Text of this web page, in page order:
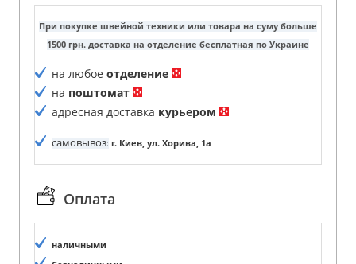
При покупке швейной техники или товара на суму больше
1500 грн. доставка на отделение бесплатная по Украине
на любое отделение
на поштомат
адресная доставка курьером
самовывоз: г. Киев, ул. Хорива, 1а
Оплата
наличными